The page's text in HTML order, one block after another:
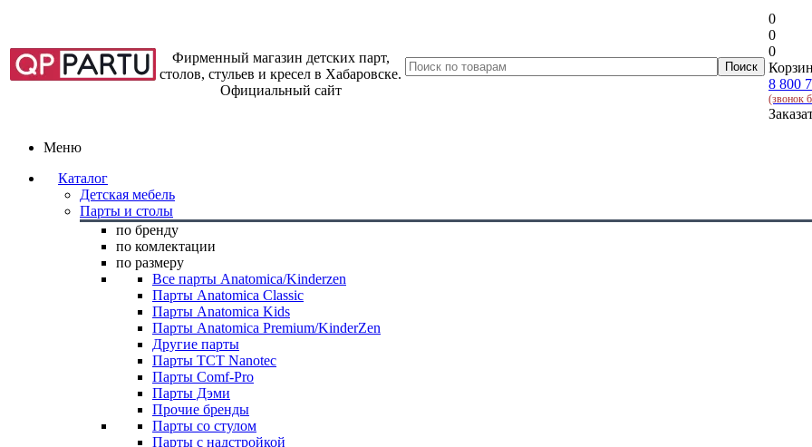
Фирменный магазин детских парт,
столов, стульев и кресел в Хабаровске.
Официальный сайт
0
0
0
8 800
(звонок
Меню
Каталог
Детская мебель
Парты и столы
по бренду
по комлектации
по размеру
Все парты Anatomica/Kinderzen
Парты Anatomica Classic
Парты Anatomica Kids
Парты Anatomica Premium/KinderZen
Другие парты
Парты TCT Nanotec
Парты Comf-Pro
Парты Дэми
Прочие бренды
Парты со стулом
Парты с надстройкой